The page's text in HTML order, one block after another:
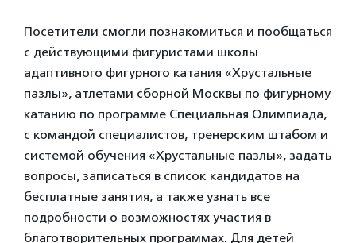
Посетители смогли познакомиться и пообщаться
с действующими фигуристами школы
адаптивного фигурного катания «Хрустальные
пазлы», атлетами сборной Москвы по фигурному
катанию по программе Специальная Олимпиада,
с командой специалистов, тренерским штабом и
системой обучения «Хрустальные пазлы», задать
вопросы, записаться в список кандидатов на
бесплатные занятия, а также узнать все
подробности о возможностях участия в
благотворительных программах. Для детей